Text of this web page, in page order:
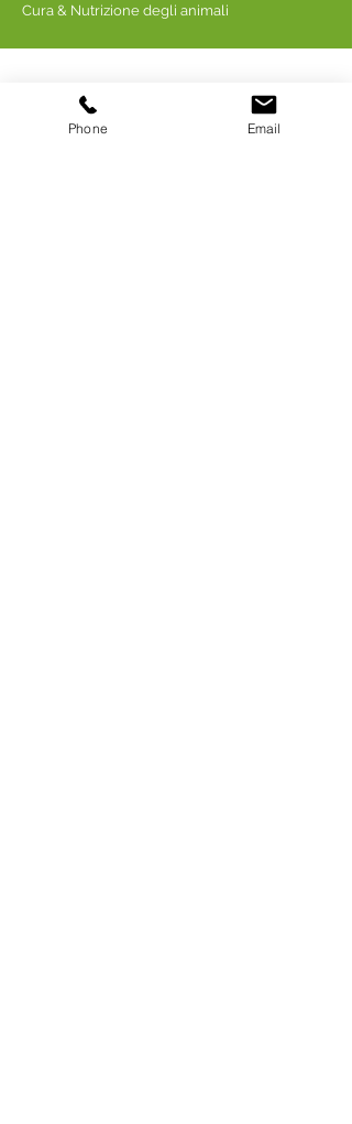
Cura & Nutrizione degli animali
Phone Email